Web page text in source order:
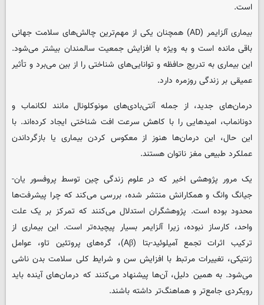
است.
بیماری آلزایمر (AD) همچنان یکی از مهم‌ترین چالش‌های سلامت جهانی
باقی مانده است و به ‌ویژه با افزایش جمعیت سالمندان بیشتر می‌شود.
این بیماری به ‌تدریج حافظه و توانایی‌های شناختی را از بین می‌برد و تأثیر
عمیقی بر زندگی روزمره دارد.
درمان‌های جدید، از جمله آنتی‌بادی‌های مونوکلونال مانند لکانماب و
دونانماب، امیدهایی را با کاهش سرعت افت شناختی ایجاد کرده‌اند. با
این حال، این درمان‌ها هنوز از معکوس کردن بیماری یا بازگرداندن
عملکرد طبیعی مغز ناتوان هستند.
یک مرور پژوهشی اخیر که در علوم زندگی چین توسط پروفسور یان-
جیانگ وانگ و همکارانش منتشر شده، بررسی می‌کند که چرا پیشرفت‌ها
محدود بوده است. پژوهشگران استدلال می‌کنند که تمرکز بر یک علت
واحد، کارساز نبوده، زیرا آلزایمر بسیار پیچیده‌تر است. این بیماری از
ترکیب اثرات تجمع آمیلوئید-بتا (Aβ)، گره‌های پروتئین تاو، عوامل
ژنتیکی، تغییرات مرتبط با افزایش سن و شرایط کلی سلامت بدن ناشی
می‌شود. به همین دلیل، آن‌ها پیشنهاد می‌کنند که درمان‌های آینده باید
رویکردی جامع‌تر و هماهنگ‌تر داشته باشند.